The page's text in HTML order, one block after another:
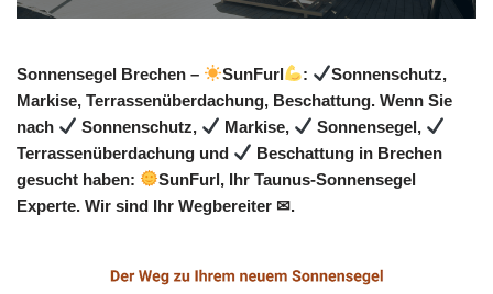
Sonnensegel Brechen – SunFurl :
Sonnenschutz,
Markise, Terrassenüberdachung, Beschattung. Wenn Sie
nach
Sonnenschutz, Markise,
Sonnensegel,
Terrassenüberdachung und
Beschattung in Brechen
gesucht haben:
SunFurl, Ihr Taunus-Sonnensegel
Experte. Wir sind Ihr Wegbereiter ✉.